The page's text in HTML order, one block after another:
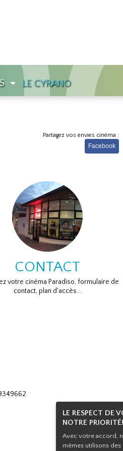
LE RESPECT DE
NOTRE PRIORITÉ!
Avec votre accord,
mêmes utilisons
LE CYRANO
Partagez vos envies cinéma :
Facebook
CONTACT
votre cinéma Paradiso, formulaire de
contact, plan d'accès...
Haut de